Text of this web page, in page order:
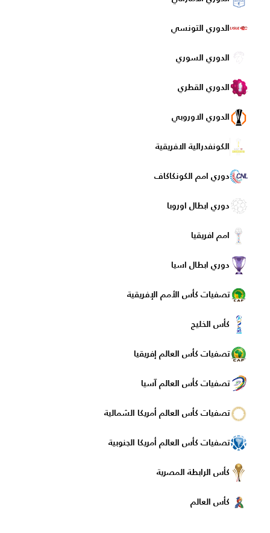
الدوري التونسي
الدوري السوري
الدوري القطري
الدوري الاوروبي
الكونفدرالية الافريقية
دوري امم الكونكاكاف
دوري ابطال اوروبا
امم افريقيا
دوري ابطال اسيا
تصفيات كأس الأمم الإفريقية
كأس الخليج
تصفيات كأس العالم إفريقيا
تصفيات كأس العالم آسيا
تصفيات كأس العالم أمريكا الشمالية
تصفيات كأس العالم أمريكا الجنوبية
كأس الرابطة المصرية
كأس العالم